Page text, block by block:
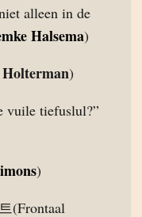
alleen in de
Halsema)
)
vuile tiefuslul?”
)
(Frontaal